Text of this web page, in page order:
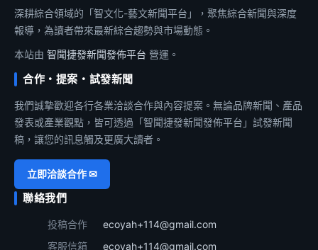
深耕綜合領域的「智文化-藝文新聞平台」，聚焦綜合新聞與深度
報導，為讀者帶來最新綜合趨勢與市場動態。
本站由 智聞捷發新聞發佈平台 營運。
合作・提案・試發新聞
我們誠摯歡迎各行各業洽談合作與內容提案。無論品牌新聞、產品
發表或產業觀點，皆可透過「智聞捷發新聞發佈平台」試發新聞
稿，讓您的訊息觸及更廣大讀者。
立即洽談合作 ✉
聯絡我們
投稿合作
ecoyah+114@gmail.com
客服信箱
ecoyah+114@gmail.com